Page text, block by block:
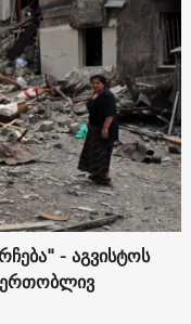
- აგვისტოს
ერთობლივ